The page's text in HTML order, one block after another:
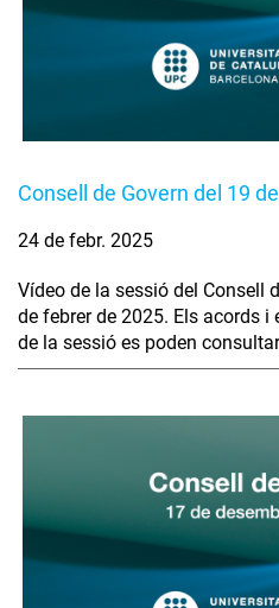
Consell de Govern del 19
24 de febr. 2025
Vídeo de la sessió del Consell
de febrer de 2025. Els acords
de la sessió es poden